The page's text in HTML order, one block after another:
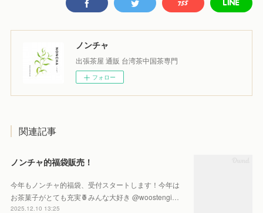
ノンチャ
出張茶屋 通販 台湾茶中国茶専門
フォロー
関連記事
ノンチャ的福袋販売！
今年もノンチャ的福袋、受付スタートします！今年は
お茶菓子がとても充実🍍みんな大好き @woostengi…
2025.12.10 13:25